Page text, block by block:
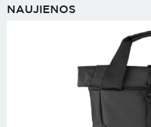
NAUJIENOS